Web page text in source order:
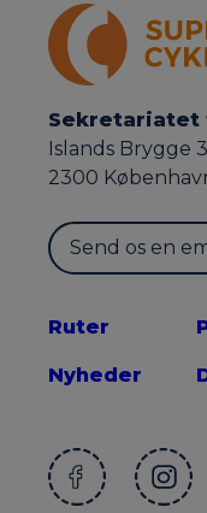
Sekretariatet
Islands Brygge
2300
Send os en
Ruter
Nyheder